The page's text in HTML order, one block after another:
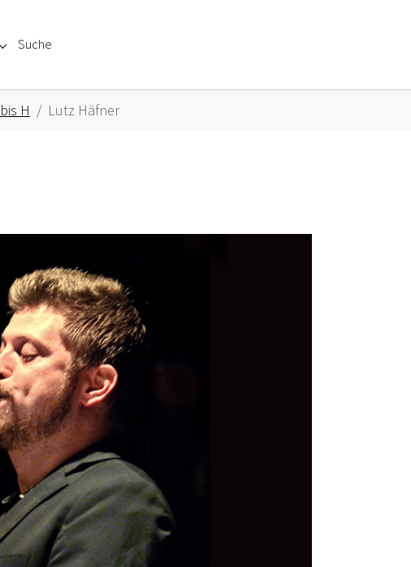
Submenu for "Künstler A bis Z"
Suche
H Lutz Häfner